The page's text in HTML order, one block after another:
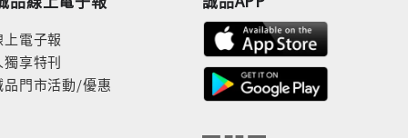
電子報
享特刊
品門市活動/優惠